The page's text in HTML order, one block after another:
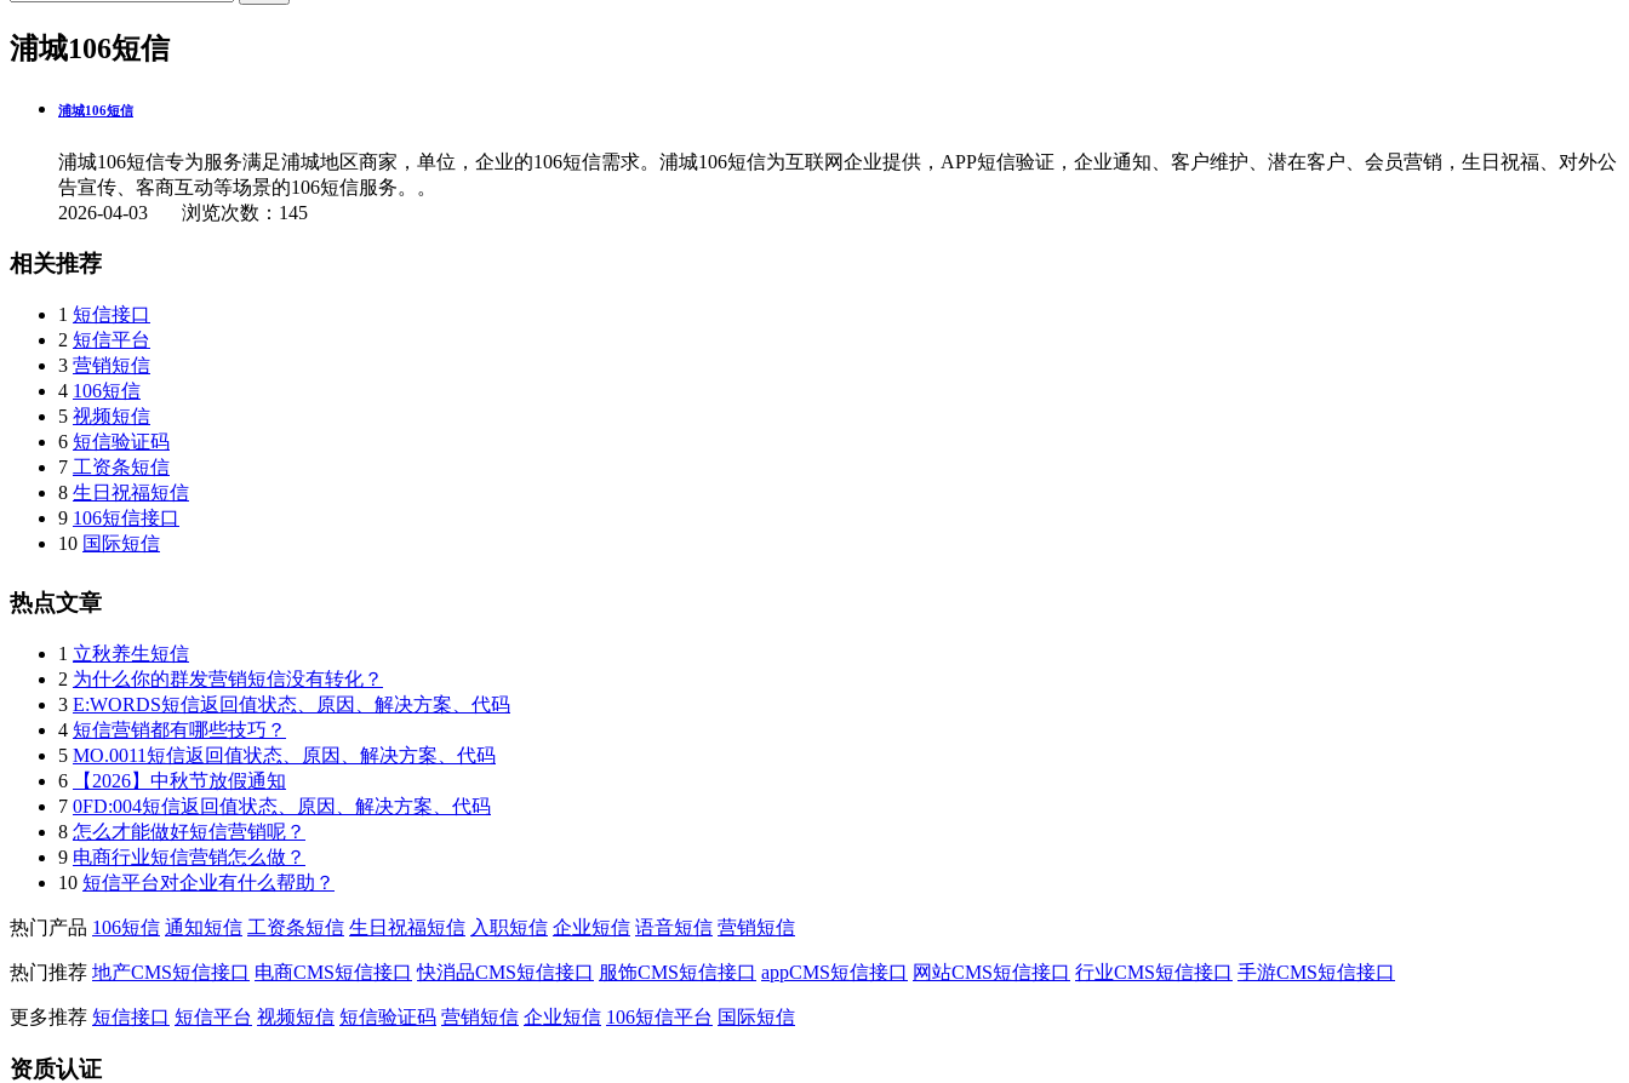
浦城106短信
浦城106短信
浦城106短信专为服务满足浦城地区商家，单位，企业的106短信需求。浦城106短信为互联网企业提供，APP短信验证，企业通知、客户维护、潜在客户、会员营销，生日祝福、对外公
告宣传、客商互动等场景的106短信服务。。
2026-04-03 浏览次数：145
相关推荐
1 短信接口
2 短信平台
3 营销短信
4 106短信
5 视频短信
6 短信验证码
7 工资条短信
8 生日祝福短信
9 106短信接口
10 国际短信
热点文章
1 立秋养生短信
2 为什么你的群发营销短信没有转化？
3 E:WORDS短信返回值状态、原因、解决方案、代码
4 短信营销都有哪些技巧？
5 MO.0011短信返回值状态、原因、解决方案、代码
6
【2026】中秋节放假通知
7 0FD:004短信返回值状态、原因、解决方案、代码
8 怎么才能做好短信营销呢？
9 电商行业短信营销怎么做？
10 短信平台对企业有什么帮助？
热门产品 106短信 通知短信 工资条短信 生日祝福短信 入职短信 企业短信 语音短信 营销短信
热门推荐 地产CMS短信接口 电商CMS短信接口 快消品CMS短信接口 服饰CMS短信接口 appCMS短信接口 网站CMS短信接口 行业CMS短信接口 手游CMS短信接口
更多推荐 短信接口 短信平台 视频短信 短信验证码 营销短信 企业短信 106短信平台 国际短信
资质认证